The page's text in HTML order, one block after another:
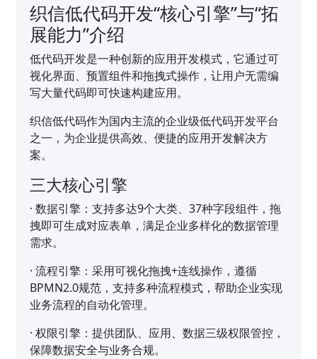
织信低代码开发“核心引擎”与“拓
展能力”介绍
低代码开发是一种创新的应用开发模式，它通过可
视化界面、预置组件和拖拽式操作，让用户无需编
写大量代码即可快速构建应用。
织信低代码作为国内主流的企业级低代码开发平台
之一，为企业提供高效、便捷的应用开发解决方
案。
三大核心引擎
·数据引擎：支持多达9个大类、37种字段组件，拖
拽即可生成对应表单，满足企业多样化的数据管理
需求。
·流程引擎：采用可视化拖拽+连线操作，遵循
BPMN2.0规范，支持多种流程模式，帮助企业实现
业务流程的自动化管理。
·权限引擎：提供团队、应用、数据三级权限管控，
保障数据安全与业务合规。